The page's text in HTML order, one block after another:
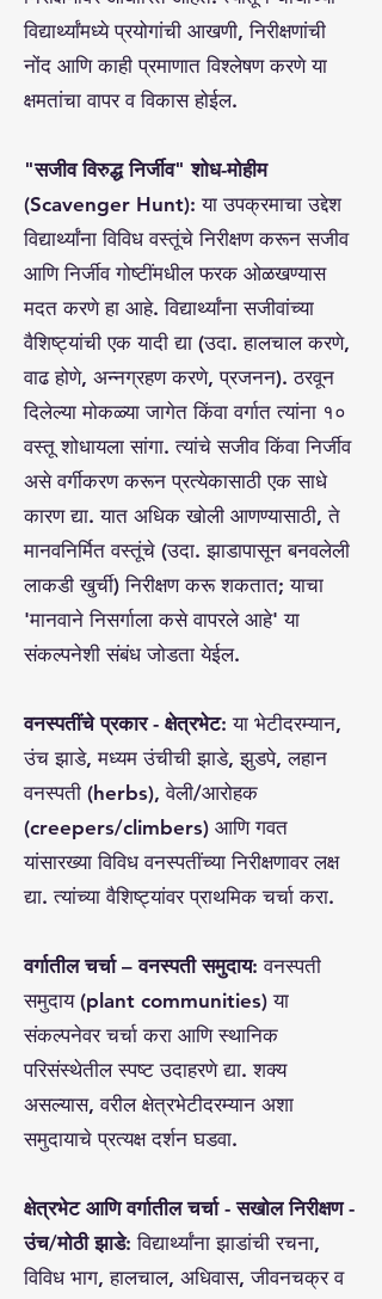
विद्यार्थ्यांमध्ये प्रयोगांची आखणी, निरीक्षणांची
नोंद आणि काही प्रमाणात विश्लेषण करणे या
क्षमतांचा वापर व विकास होईल.
"सजीव विरुद्ध निर्जीव" शोध-मोहीम
(Scavenger Hunt):या उपक्रमाचा उद्देश
विद्यार्थ्यांना विविध वस्तूंचे निरीक्षण करून सजीव
आणि निर्जीव गोष्टींमधील फरक ओळखण्यास
मदत करणे हा आहे. विद्यार्थ्यांना सजीवांच्या
वैशिष्ट्यांची एक यादी द्या (उदा. हालचाल करणे,
वाढ होणे, अन्नग्रहण करणे, प्रजनन). ठरवून
दिलेल्या मोकळ्या जागेत किंवा वर्गात त्यांना १०
वस्तू शोधायला सांगा. त्यांचे सजीव किंवा निर्जीव
असे वर्गीकरण करून प्रत्येकासाठी एक साधे
कारण द्या. यात अधिक खोली आणण्यासाठी, ते
मानवनिर्मित वस्तूंचे (उदा. झाडापासून बनवलेली
लाकडी खुर्ची) निरीक्षण करू शकतात; याचा
'मानवाने निसर्गाला कसे वापरले आहे' या
संकल्पनेशी संबंध जोडता येईल.
वनस्पतींचे प्रकार - क्षेत्रभेट:या भेटीदरम्यान,
उंच झाडे, मध्यम उंचीची झाडे, झुडपे, लहान
वनस्पती (herbs), वेली/आरोहक
(creepers/climbers) आणि गवत
यांसारख्या विविध वनस्पतींच्या निरीक्षणावर लक्ष
द्या. त्यांच्या वैशिष्ट्यांवर प्राथमिक चर्चा करा.
वर्गातील चर्चा – वनस्पती समुदाय:वनस्पती
समुदाय (plant communities) या
संकल्पनेवर चर्चा करा आणि स्थानिक
परिसंस्थेतील स्पष्ट उदाहरणे द्या. शक्य
असल्यास, वरील क्षेत्रभेटीदरम्यान अशा
समुदायाचे प्रत्यक्ष दर्शन घडवा.
क्षेत्रभेट आणि वर्गातील चर्चा - सखोल निरीक्षण -
उंच/मोठी झाडे:विद्यार्थ्यांना झाडांची रचना,
विविध भाग, हालचाल, अधिवास, जीवनचक्र व